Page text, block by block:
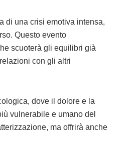
di una crisi emotiva intensa,
Questo evento
scuoterà gli equilibri già
con gli altri
dove il dolore e la
vulnerabile e umano del
ma offrirà anche